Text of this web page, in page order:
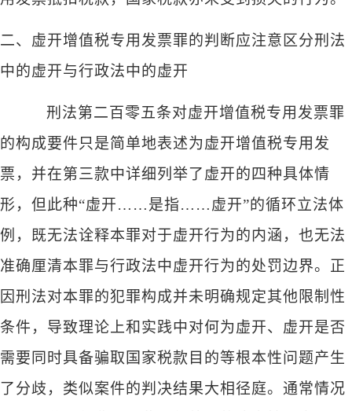
二、虚开增值税专用发票罪的判断应注意区分刑法
中的虚开与行政法中的虚开
刑法第二百零五条对虚开增值税专用发票罪
的构成要件只是简单地表述为虚开增值税专用发
票，并在第三款中详细列举了虚开的四种具体情
形，但此种“虚开……是指……虚开”的循环立法体
例，既无法诠释本罪对于虚开行为的内涵，也无法
准确厘清本罪与行政法中虚开行为的处罚边界。正
因刑法对本罪的犯罪构成并未明确规定其他限制性
条件，导致理论上和实践中对何为虚开、虚开是否
需要同时具备骗取国家税款目的等根本性问题产生
了分歧，类似案件的判决结果大相径庭。通常情况